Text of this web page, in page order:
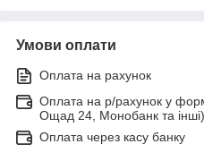
Умови оплати
Оплата на рахунок
Оплата на р/рахунок у
Ощад 24, Монобанк та інші)
Оплата через касу банку